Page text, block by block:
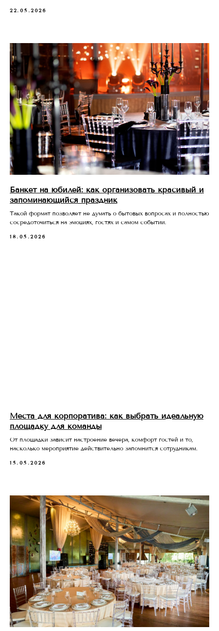
22.05.2026
Банкет на юбилей: как организовать красивый и
запоминающийся праздник
Такой формат позволяет не думать о бытовых вопросах и полностью
сосредоточиться на эмоциях, гостях и самом событии.
18.05.2026
Места для корпоратива: как выбрать идеальную
площадку для команды
От площадки зависит настроение вечера, комфорт гостей и то,
насколько мероприятие действительно запомнится сотрудникам.
15.05.2026
Ежедневно, 12:00 — 23:00
Москва, Мякининское ш., с3,
Красногорск, м. Строгино